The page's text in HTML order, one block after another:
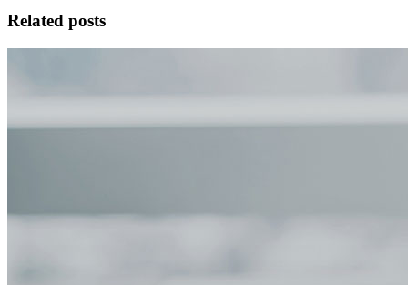
Related posts